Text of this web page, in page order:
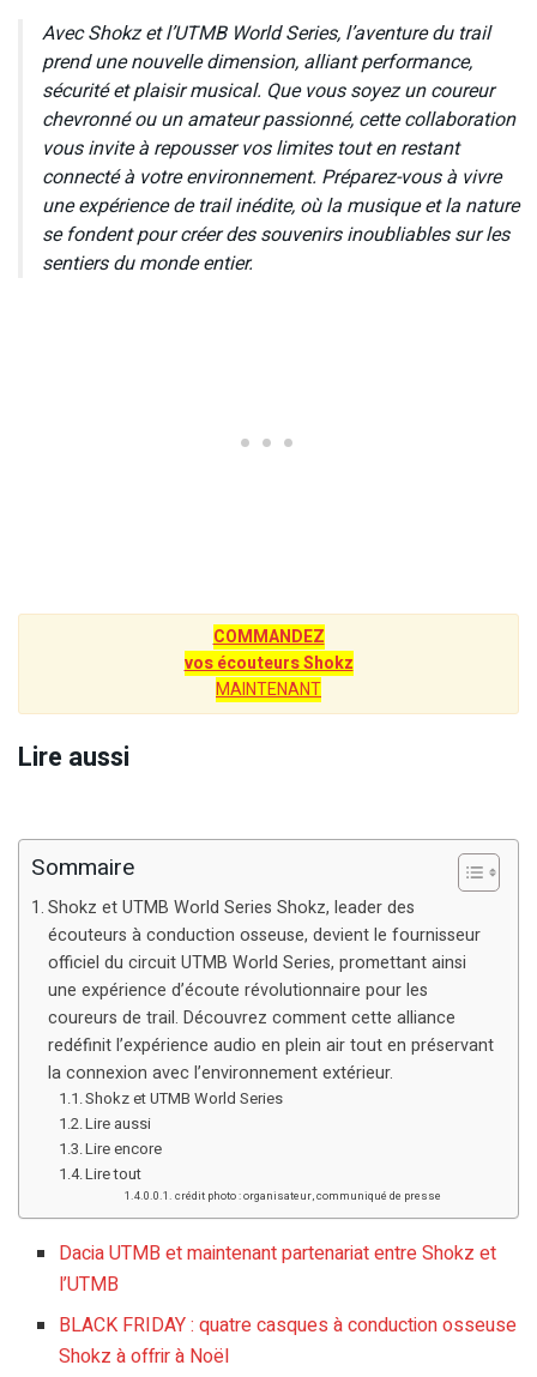
Avec Shokz et l’UTMB World Series, l’aventure du trail
prend une nouvelle dimension, alliant performance,
sécurité et plaisir musical. Que vous soyez un coureur
chevronné ou un amateur passionné, cette collaboration
vous invite à repousser vos limites tout en restant
connecté à votre environnement. Préparez-vous à vivre
une expérience de trail inédite, où la musique et la nature
se fondent pour créer des souvenirs inoubliables sur les
sentiers du monde entier.
COMMANDEZ
vos écouteurs Shokz
MAINTENANT
Lire aussi
Sommaire
Shokz et UTMB World Series Shokz, leader des
écouteurs à conduction osseuse, devient le fournisseur
officiel du circuit UTMB World Series, promettant ainsi
une expérience d’écoute révolutionnaire pour les
coureurs de trail. Découvrez comment cette alliance
redéfinit l’expérience audio en plein air tout en préservant
la connexion avec l’environnement extérieur.
Shokz et UTMB World Series
Lire aussi
Lire encore
Lire tout
crédit photo : organisateur, communiqué de presse
Dacia UTMB et maintenant partenariat entre Shokz et
l’UTMB
BLACK FRIDAY : quatre casques à conduction osseuse
Shokz à offrir à Noël